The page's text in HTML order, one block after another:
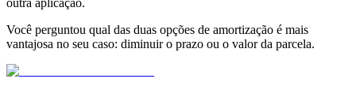
outra aplicação.
Você perguntou qual das duas opções de amortização é mais
vantajosa no seu caso: diminuir o prazo ou o valor da parcela.